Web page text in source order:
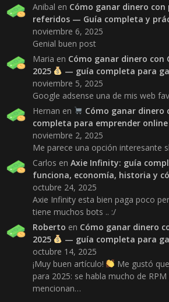
Anibal en Cómo ganar dinero
referidos — Guía completa y
noviembre 6, 2025
Genial buen post
Maria en Cómo ganar dinero con
2025
— guía completa para
noviembre 5, 2025
Google adsense una de mis web
Hernan en
Cómo ganar dinero
completa para emprender online
noviembre 2, 2025
Me parece una opción interesante
Carlos en Axie Infinity: guía
funciona, economía, historia y
octubre 24, 2025
Axie Infinity esta bien paga poco
tiene muchos bots .. :/
Roberto en Cómo ganar dinero
2025
— guía completa para
octubre 14, 2025
¡Muy buen artículo!
Me gustó
para 2025: se habla mucho de
mencionan…